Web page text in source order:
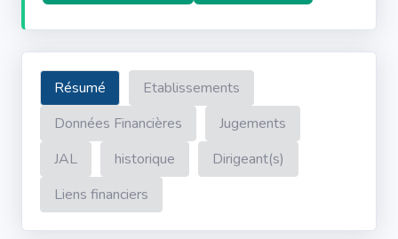
Résumé
Etablissements
Données Financières
Jugements
JAL
historique
Dirigeant(s)
Liens financiers